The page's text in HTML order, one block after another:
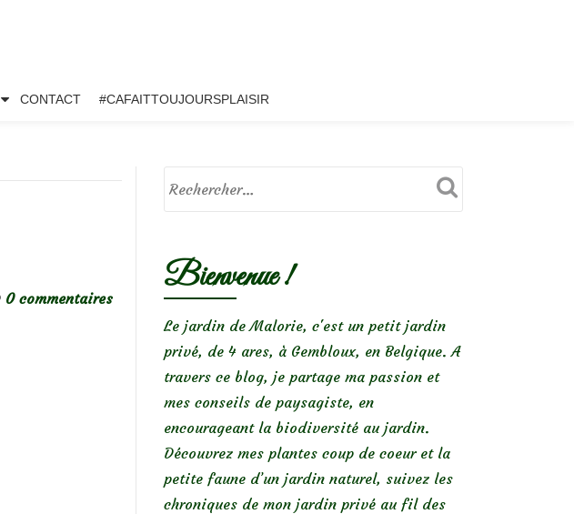
CONTACT #CAFAITTOUJOURSPLAISIR
0 commentaires
Bienvenue !
Le jardin de Malorie, c'est un petit jardin
privé, de 4 ares, à Gembloux, en Belgique. A
travers ce blog, je partage ma passion et
mes conseils de paysagiste, en
encourageant la biodiversité au jardin.
Découvrez mes plantes coup de coeur et la
petite faune d’un jardin naturel, suivez les
chroniques de mon jardin privé au fil des